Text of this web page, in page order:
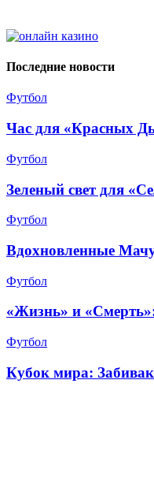
Последние новости
Футбол
Час для «Красных
Футбол
Зеленый свет для
Футбол
Вдохновленные
Футбол
«Жизнь» и
Футбол
Кубок мира: